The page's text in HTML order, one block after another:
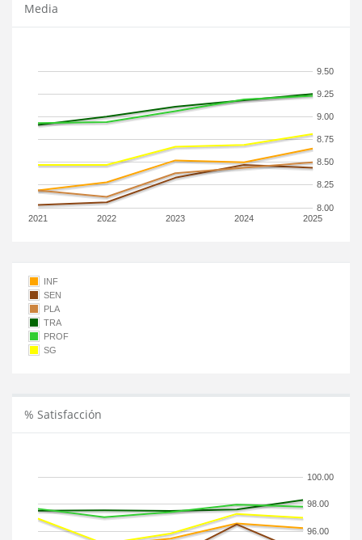
Media
2021 2022 2023 2024 2025
8.00
8.25
8.50
8.75
9.00
9.25
9.50
INF
SEN
PLA
TRA
PROF
SG
% Satisfacción
96.00
98.00
100.00